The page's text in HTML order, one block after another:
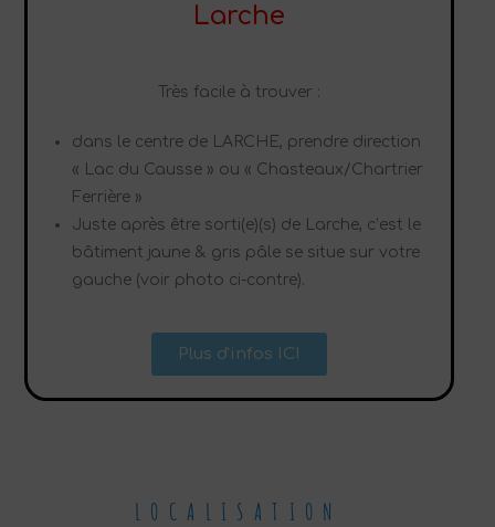
Larche
Très facile à trouver :
dans le centre de LARCHE, prendre direction
« Lac du Causse » ou « Chasteaux/Chartrier
Ferrière »
Juste après être sorti(e)(s) de Larche, c’est le
bâtiment jaune & gris pâle se situe sur votre
gauche (voir photo ci-contre).
Plus d'infos ICI
LOCALISATION